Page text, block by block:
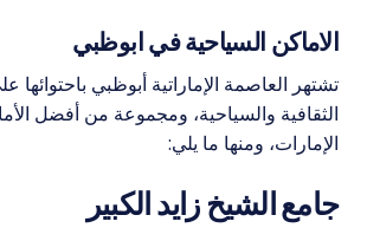
الاماكن السياحية في ابوظبي
تشتهر العاصمة الإماراتية أبوظبي باحتوائها
الثقافية والسياحية، ومجموعة من أفضل
الإمارات، ومنها ما يلي:
جامع الشيخ زايد الكبير